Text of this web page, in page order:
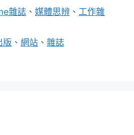
雜誌 、媒體思辨 、工作雜
版 、網站 、雜誌